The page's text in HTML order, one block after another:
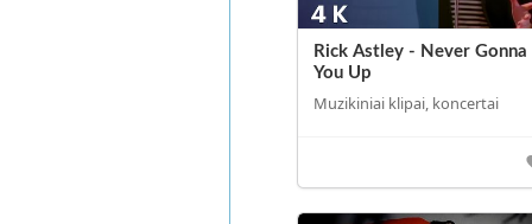
Rick Astley - Never Gonna
You Up
Muzikiniai klipai, koncertai